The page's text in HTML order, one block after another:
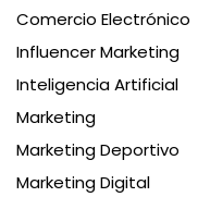
Comercio Electrónico
Influencer Marketing
Inteligencia Artificial
Marketing
Marketing Deportivo
Marketing Digital